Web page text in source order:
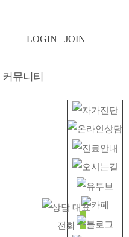
JOIN
LOGIN
커뮤니티
인 상담